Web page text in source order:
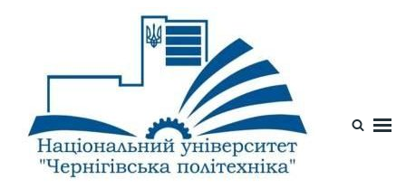
содержимому